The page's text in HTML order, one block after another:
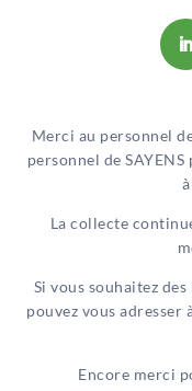
Merci au personnel
personnel de
La collecte
Si vous souhaitez
pouvez vous adresser
Encore merci